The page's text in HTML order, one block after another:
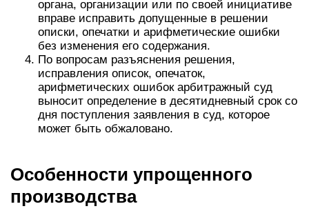
органа, организации или по своей инициативе
вправе исправить допущенные в решении
описки, опечатки и арифметические ошибки
без изменения его содержания.
По вопросам разъяснения решения,
исправления описок, опечаток,
арифметических ошибок арбитражный суд
выносит определение в десятидневный срок со
дня поступления заявления в суд, которое
может быть обжаловано.
Особенности упрощенного
производства